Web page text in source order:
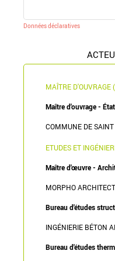
Données déclaratives
MAÎTRE D'OUVRAGE
Maître d'ouvrage -
COMMUNE DE
ETUDES ET
Maître d'œuvre -
MORPHO
Bureau d'études
INGÉNIERIE BÉTON
Bureau d'études